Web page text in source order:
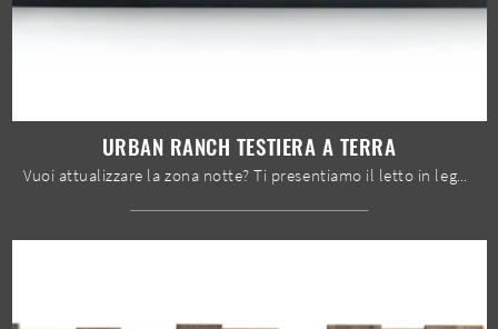
URBAN RANCH TESTIERA A TERRA
Vuoi attualizzare la zona notte? Ti presentiamo il letto in legno Urban Ranch testiera a terra di Devina Nais per spazi design.